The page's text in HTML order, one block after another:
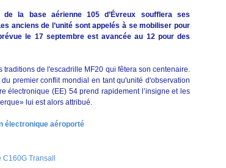
de la base aérienne 105 d’Évreux soufflera ses
anciens de l’unité sont appelés à se mobiliser pour
le 17 septembre est avancée au 12 pour des
de l'escadrille MF20 qui fêtera son centenaire.
premier conflit mondial en tant qu'unité d'observation
électronique (EE) 54 prend rapidement l’insigne et les
lui est alors attribué.
électronique aéroporté